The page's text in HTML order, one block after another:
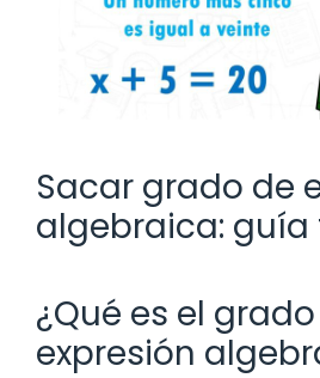
Sacar grado de
algebraica: guía
¿Qué es el
expresión